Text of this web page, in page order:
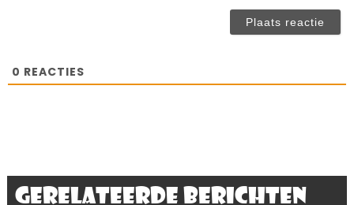
0 REACTIES
Gerelateerde berichten